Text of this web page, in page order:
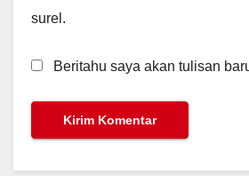
surel.
Beritahu saya akan tulisan